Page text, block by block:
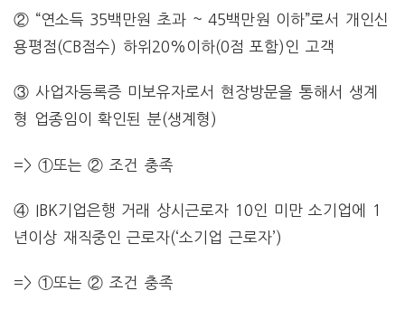
② “연소득 35백만원 초과 ~ 45백만원 이하”로서 개인신
용평점(CB점수) 하위20%이하(0점 포함)인 고객
③ 사업자등록증 미보유자로서 현장방문을 통해서 생계
형 업종임이 확인된 분(생계형)
=> ①또는 ② 조건 충족
④ IBK기업은행 거래 상시근로자 10인 미만 소기업에 1
년이상 재직중인 근로자(‘소기업 근로자’)
=> ①또는 ② 조건 충족